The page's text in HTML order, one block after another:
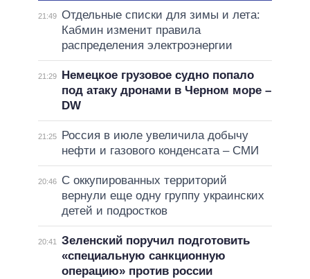
21:49 Отдельные списки для зимы и лета:
Кабмин изменит правила
распределения электроэнергии
21:29
Немецкое грузовое судно попало
под атаку дронами в Черном море –
DW
21:25
Россия в июле увеличила добычу
нефти и газового конденсата – СМИ
20:46
С оккупированных территорий
вернули еще одну группу украинских
детей и подростков
20:41
Зеленский поручил подготовить
«специальную санкционную
операцию» против россии